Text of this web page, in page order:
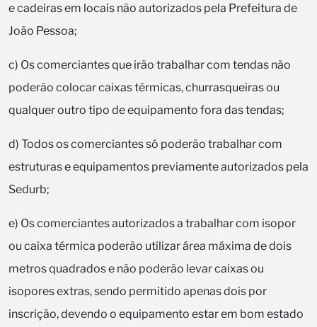
e cadeiras em locais não autorizados pela Prefeitura de
João Pessoa;
c) Os comerciantes que irão trabalhar com tendas não
poderão colocar caixas térmicas, churrasqueiras ou
qualquer outro tipo de equipamento fora das tendas;
d) Todos os comerciantes só poderão trabalhar com
estruturas e equipamentos previamente autorizados pela
Sedurb;
e) Os comerciantes autorizados a trabalhar com isopor
ou caixa térmica poderão utilizar área máxima de dois
metros quadrados e não poderão levar caixas ou
isopores extras, sendo permitido apenas dois por
inscrição, devendo o equipamento estar em bom estado